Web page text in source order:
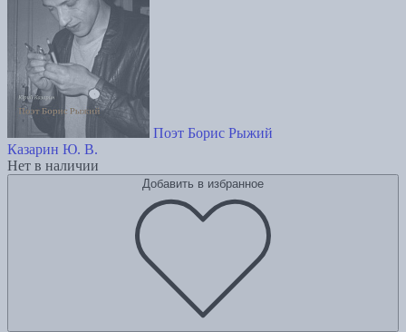
Поэт Борис Рыжий
Казарин Ю. В.
Нет в наличии
Добавить в избранное